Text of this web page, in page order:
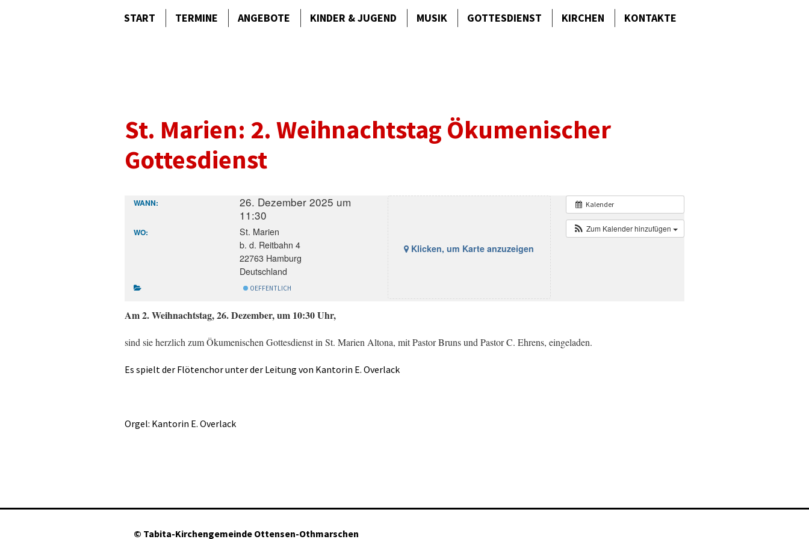
START TERMINE ANGEBOTE KINDER & JUGEND MUSIK GOTTES­DIENST KIRCHEN KONTAKTE
St. Marien: 2. Weihnachtstag Ökumenischer
Gottesdienst
Kalender
Zum Kalender hinzufügen
Klicken, um Karte anzuzeigen
WANN:
26. Dezember 2025 um
11:30
WO:
St. Marien
b. d. Reitbahn 4
22763 Hamburg
Deutschland
OEFFENTLICH
Am 2. Weihnachtstag, 26. Dezember, um 10:30 Uhr,
sind sie herzlich zum Ökumenischen Gottesdienst in St. Marien Altona, mit Pastor Bruns und Pastor C. Ehrens, eingeladen.
Es spielt der Flötenchor unter der Leitung von Kantorin E. Overlack
Orgel: Kantorin E. Overlack
© Tabita-Kirchengemeinde Ottensen-Othmarschen